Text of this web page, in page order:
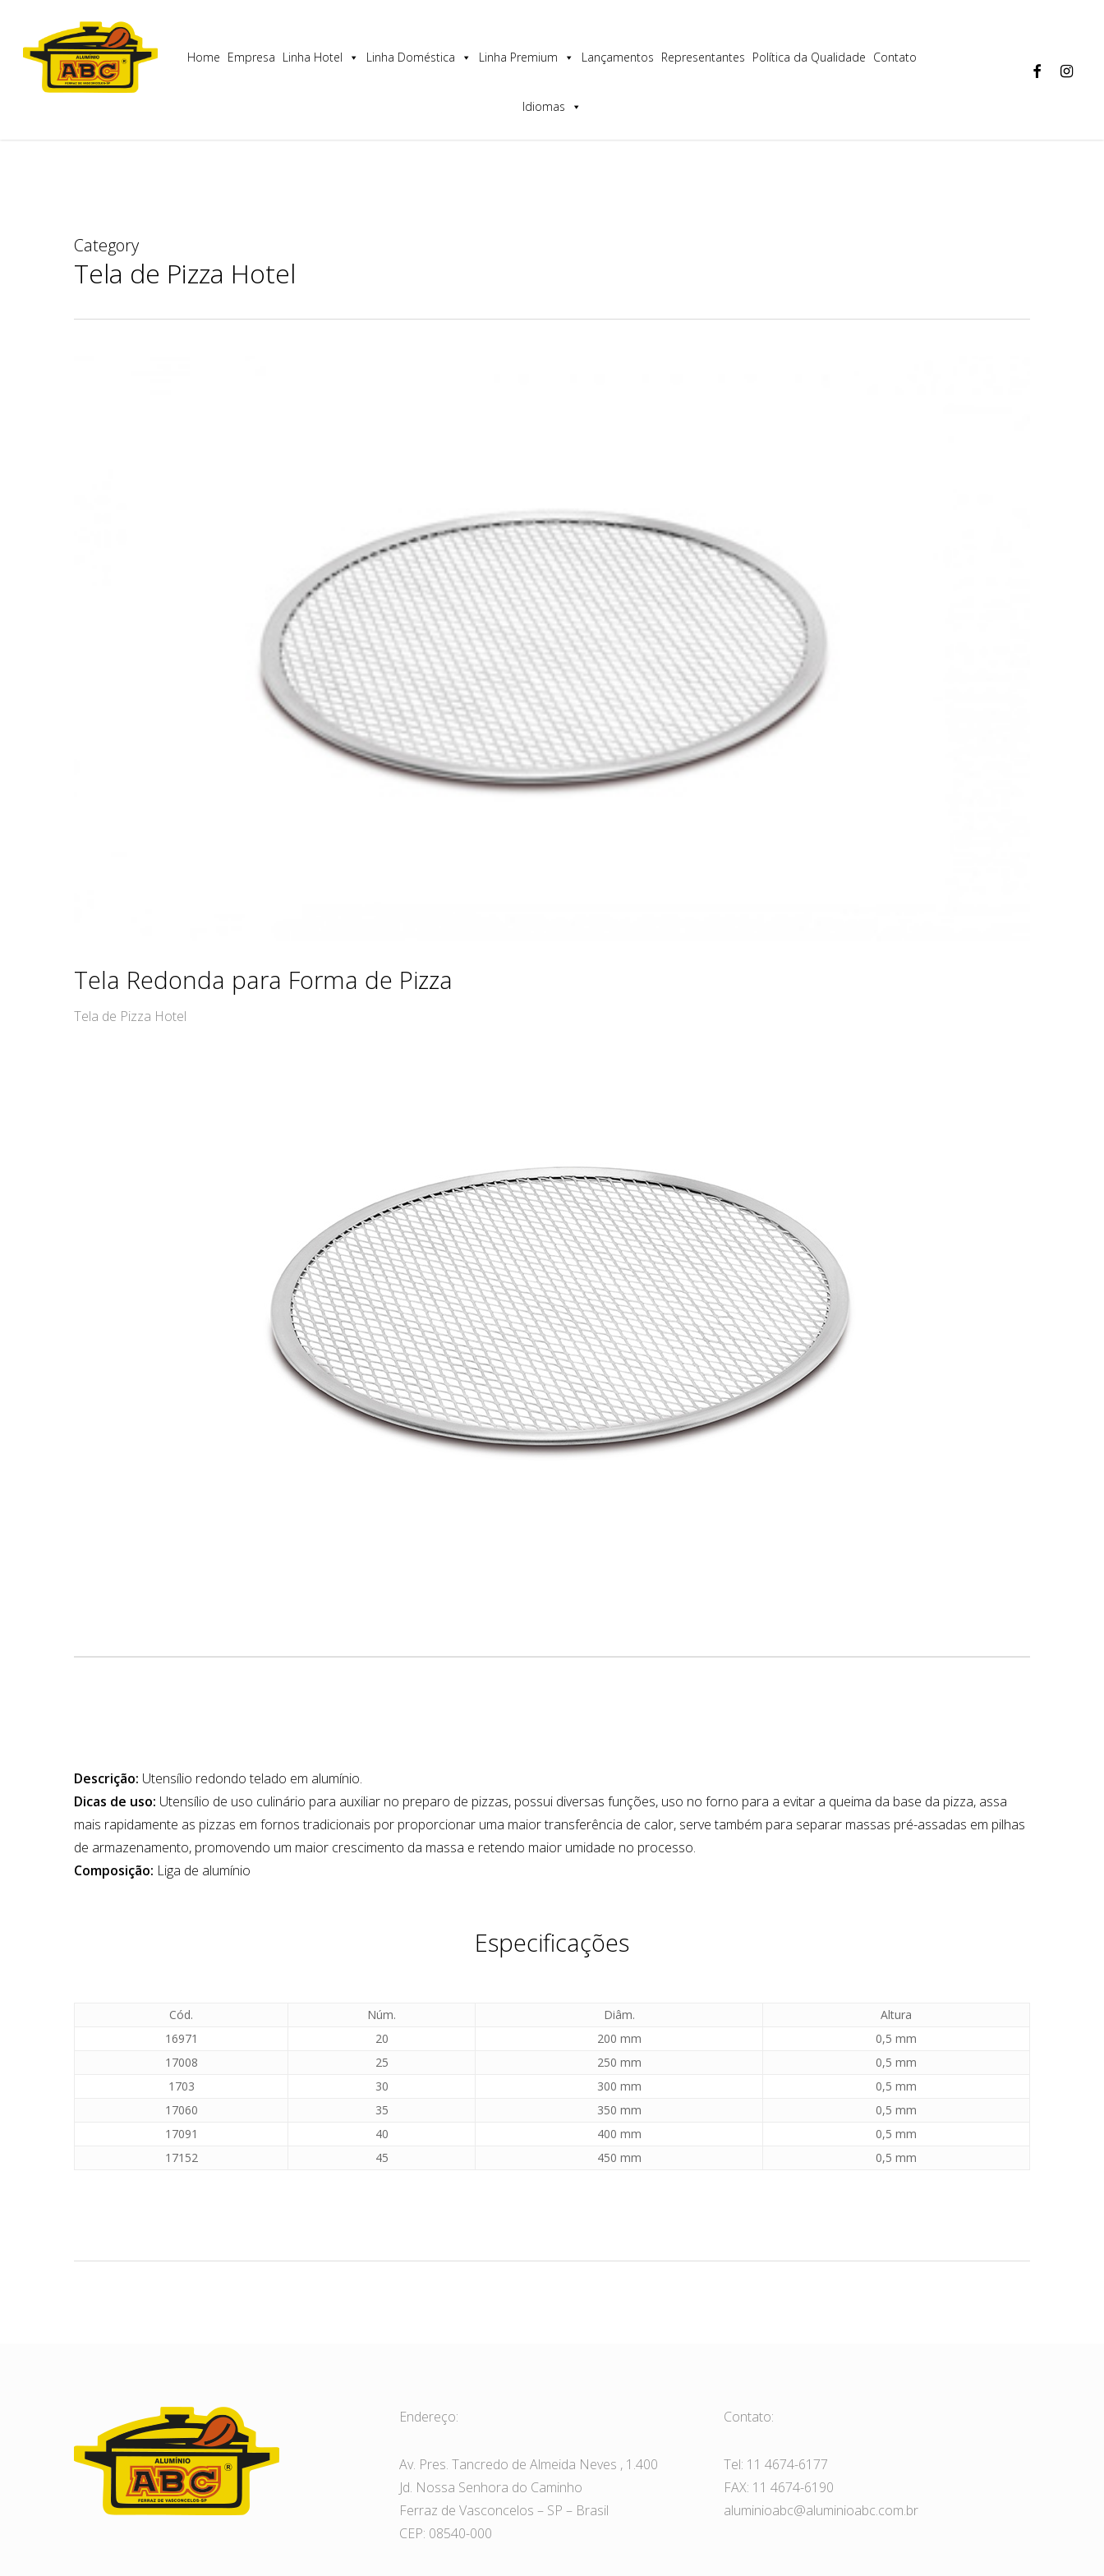
Utilizamos cookies para garantir que lhe proporcionamos a melhor experiência no nosso site.
main
content
Home Empresa Linha Hotel Linha Doméstica Linha Premium Lançamentos Representantes Política da Qualidade Contato
Idiomas
facebookinstagram
Category
Tela de Pizza Hotel
Tela Redonda para Forma de Pizza
Tela de Pizza Hotel
Descrição: Utensílio redondo telado em alumínio.
Dicas de uso: Utensílio de uso culinário para auxiliar no preparo de pizzas, possui diversas funções, uso no forno para a evitar a queima da base da pizza, assa
mais rapidamente as pizzas em fornos tradicionais por proporcionar uma maior transferência de calor, serve também para separar massas pré-assadas em pilhas
de armazenamento, promovendo um maior crescimento da massa e retendo maior umidade no processo.
Composição: Liga de alumínio
Especificações
Cód. Núm. Diâm.
Altura
16971
20 200 mm
0,5 mm
17008
25 250 mm
0,5 mm
1703
30 300 mm
0,5 mm
17060
35 350 mm
0,5 mm
17091
40 400 mm
0,5 mm
17152
45 450 mm 0,5 mm
Endereço:
Av. Pres. Tancredo de Almeida Neves , 1.400
Jd. Nossa Senhora do Caminho
Ferraz de Vasconcelos – SP – Brasil
CEP: 08540-000
Contato:
Tel: 11 4674-6177
FAX: 11 4674-6190
aluminioabc@aluminioabc.com.br